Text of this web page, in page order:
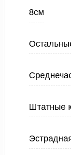
8см
Штатные